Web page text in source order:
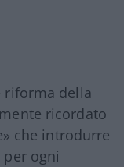
riforma della
ricordato
che introdurre
ogni